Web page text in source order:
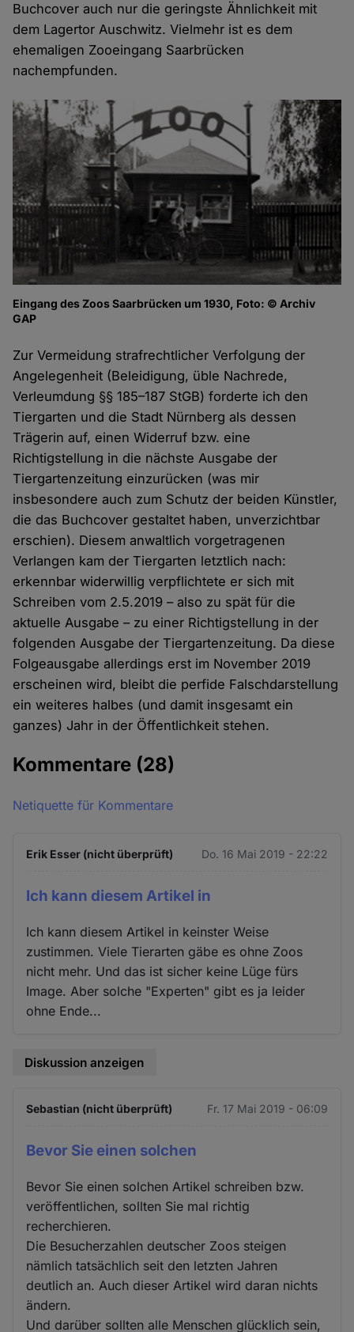
Buchcover auch nur die geringste Ähnlichkeit mit
dem Lagertor Auschwitz. Vielmehr ist es dem
ehemaligen Zooeingang Saarbrücken
nachempfunden.
Eingang des Zoos Saarbrücken um 1930, Foto: © Archiv
GAP
Zur Vermeidung strafrechtlicher Verfolgung der
Angelegenheit (Beleidigung, üble Nachrede,
Verleumdung §§ 185–187 StGB) forderte ich den
Tiergarten und die Stadt Nürnberg als dessen
Trägerin auf, einen Widerruf bzw. eine
Richtigstellung in die nächste Ausgabe der
Tiergartenzeitung einzurücken (was mir
insbesondere auch zum Schutz der beiden Künstler,
die das Buchcover gestaltet haben, unverzichtbar
erschien). Diesem anwaltlich vorgetragenen
Verlangen kam der Tiergarten letztlich nach:
erkennbar widerwillig verpflichtete er sich mit
Schreiben vom 2.5.2019 – also zu spät für die
aktuelle Ausgabe – zu einer Richtigstellung in der
folgenden Ausgabe der Tiergartenzeitung. Da diese
Folgeausgabe allerdings erst im November 2019
erscheinen wird, bleibt die perfide Falschdarstellung
ein weiteres halbes (und damit insgesamt ein
ganzes) Jahr in der Öffentlichkeit stehen.
Kommentare (28)
Netiquette für Kommentare
Erik Esser (nicht überprüft) Do. 16 Mai 2019 - 22:22
Ich kann diesem Artikel in
Ich kann diesem Artikel in keinster Weise
zustimmen. Viele Tierarten gäbe es ohne Zoos
nicht mehr. Und das ist sicher keine Lüge fürs
Image. Aber solche "Experten" gibt es ja leider
ohne Ende...
Diskussion anzeigen
Sebastian (nicht überprüft) Fr. 17 Mai 2019 - 06:09
Bevor Sie einen solchen
Bevor Sie einen solchen Artikel schreiben bzw.
veröffentlichen, sollten Sie mal richtig
recherchieren.
Die Besucherzahlen deutscher Zoos steigen
nämlich tatsächlich seit den letzten Jahren
deutlich an. Auch dieser Artikel wird daran nichts
ändern.
Und darüber sollten alle Menschen glücklich sein,